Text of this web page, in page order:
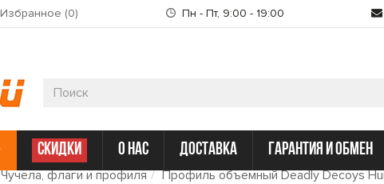
Избранное (0) Пн - Пт, 9:00 - 19:00
СКИДКИ о нас доставка гарантия и обмен
Чучела, флаги и профиля Профиль объемный Deadly Decoys